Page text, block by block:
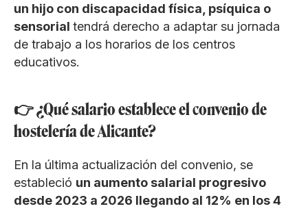
un hijo con discapacidad física, psíquica o
sensorial tendrá derecho a adaptar su jornada
de trabajo a los horarios de los centros
educativos.
👉 ¿Qué salario establece el convenio de
hostelería de Alicante?
En la última actualización del convenio, se
estableció un aumento salarial progresivo
desde 2023 a 2026 llegando al 12% en los 4